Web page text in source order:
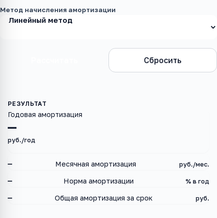
Метод начисления амортизации
Сбросить
—
Годовая амортизация
руб./год
— Месячная амортизация руб./мес.
— Норма амортизации % в год
— Общая амортизация за срок руб.